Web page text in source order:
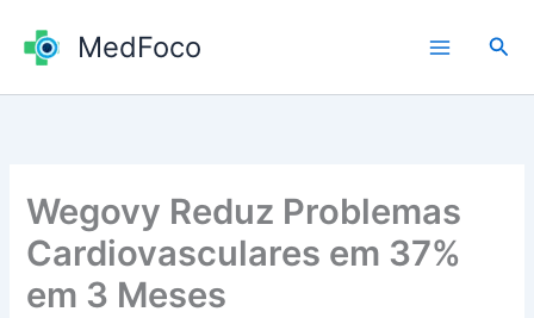
para
conteúdo
MedFoco
Wegovy Reduz Problemas
Cardiovasculares em 37%
em 3 Meses